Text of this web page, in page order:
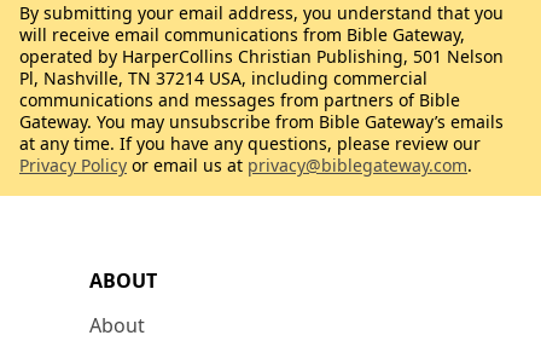
ABOUT
About
By submitting your email address, you understand that you
will receive email communications from Bible Gateway,
operated by HarperCollins Christian Publishing, 501 Nelson
Pl, Nashville, TN 37214 USA, including commercial
communications and messages from partners of Bible
Gateway. You may unsubscribe from Bible Gateway’s emails
at any time. If you have any questions, please review our
Privacy Policy or email us at privacy@biblegateway.com.